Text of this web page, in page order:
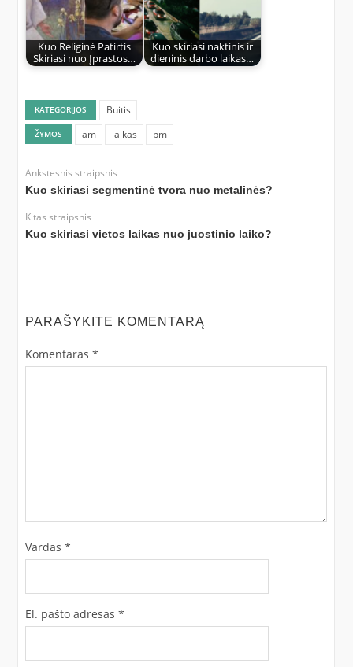
Kuo Religinė Patirtis
Skiriasi nuo Įprastos…
Kuo skiriasi naktinis ir
dieninis darbo laikas…
KATEGORIJOS Buitis
ŽYMOS am laikas pm
Ankstesnis straipsnis
Kuo skiriasi segmentinė tvora nuo metalinės?
Kitas straipsnis
Kuo skiriasi vietos laikas nuo juostinio laiko?
PARAŠYKITE KOMENTARĄ
Komentaras *
Vardas *
El. pašto adresas *